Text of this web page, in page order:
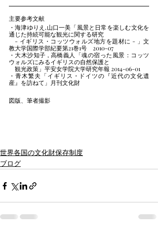
主要参考文献
・海津ゆりえ,山口一美「風景と日常を楽しむ文化を
通じた持続可能な観光に関する研究
- イギリス・コッツウォルズ地方を題材に - 」文
教大学国際学部紀要第21巻1号　2010-07
・大木沙知子 , 高橋義人「魂の宿った風景：コッツ
ウォルズにみるイギリスの自然保護と
観光政策」平安女学院大学研究年報 2014-06-01
・青木繁夫「イギリス・ドイツの『近代の文化遺
産』を訪ねて」月刊文化財
図版、筆者撮影
世界各国の文化財保存制度
ブログ